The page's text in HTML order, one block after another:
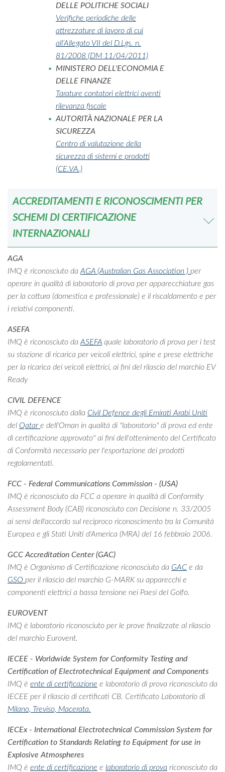
DELLE POLITICHE SOCIALI
Verifiche periodiche delle
attrezzature di lavoro di cui
all’Allegato VII del D.Lgs. n.
81/2008 (DM 11/04/2011)
MINISTERO DELL'ECONOMIA E
DELLE FINANZE
Tarature contatori elettrici aventi
rilevanza fiscale
AUTORITÀ NAZIONALE PER LA
SICUREZZA
Centro di valutazione della
sicurezza di sistemi e prodotti
(CE.VA.)
ACCREDITAMENTI E RICONOSCIMENTI PER
SCHEMI DI CERTIFICAZIONE
INTERNAZIONALI
AGA
IMQ è riconosciuto da AGA (Australian Gas Association ) per
operare in qualità di laboratorio di prova per apparecchiature gas
per la cottura (domestica e professionale) e il riscaldamento e per
i relativi componenti.
ASEFA
IMQ è riconosciuto da ASEFA quale laboratorio di prova per i test
su stazione di ricarica per veicoli elettrici, spine e prese elettriche
per la ricarica dei veicoli elettrici, ai fini del rilascio del marchio EV
Ready
CIVIL DEFENCE
IMQ è riconosciuto dalla Civil Defence degli Emirati Arabi Uniti
del Qatare dell'Oman in qualità di "laboratorio" di prova ed ente
di certificazione approvato" ai fini dell'ottenimento del Certificato
di Conformità necessario per l'esportazione dei prodotti
regolamentati.
FCC - Federal Communications Commission - (USA)
IMQ è riconosciuto da FCC a operare in qualità di Conformity
Assessment Body (CAB) riconosciuto con Decisione n. 33/2005
ai sensi dell'accordo sul reciproco riconoscimento tra la Comunità
Europea e gli Stati Uniti d'America (MRA) del 16 febbraio 2006.
GCC Accreditation Center (GAC)
IMQ è Organismo di Certificazione riconosciuto da GAC e da
GSO per il rilascio del marchio G-MARK su apparecchi e
componenti elettrici a bassa tensione nei Paesi del Golfo.
EUROVENT
IMQ è laboratorio riconosciuto per le prove finalizzate al rilascio
del marchio Eurovent.
IECEE - Worldwide System for Conformity Testing and
Certification of Electrotechnical Equipment and Components
IMQ è ente di certificazione e laboratorio di prova riconosciuto da
IECEE per il rilascio di certificati CB. Certificato Laboratorio di
Milano, Treviso, Macerata.
IECEx - International Electrotechnical Commission System for
Certification to Standards Relating to Equipment for use in
Explosive Atmospheres
IMQ è ente di certificazione e laboratorio di prova riconosciuto da